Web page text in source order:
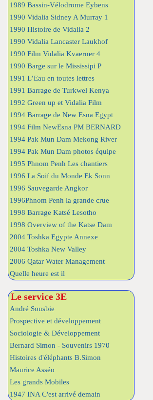
1989 Bassin-Vélodrome Eybens
1990 Vidalia Sidney A Murray 1
1990 Histoire de Vidalia 2
1990 Vidalia Lancaster Laukhof
1990 Film Vidalia Kvaerner 4
1990 Barge sur le Mississipi P
1991 L’Eau en toutes lettres
1991 Barrage de Turkwel Kenya
1992 Green up et Vidalia Film
1994 Barrage de New Esna Egypt
1994 Film NewEsna PM BERNARD
1994 Pak Mun Dam Mekong River
1994 Pak Mun Dam photos équipe
1995 Phnom Penh Les chantiers
1996 La Soif du Monde Ek Sonn
1996 Sauvegarde Angkor
1996Phnom Penh la grande crue
1998 Barrage Katsé Lesotho
1998 Overview of the Katse Dam
2004 Toshka Egypte Annexe
2004 Toshka New Valley
2006 Qatar Water Management
Quelle heure est il
Le service 3E
André Sousbie
Prospective et développement
Sociologie & Développement
Bernard Simon - Souvenirs 1970
Histoires d'éléphants B.Simon
Maurice Asséo
Les grands Mobiles
1947 INA C'est arrivé demain